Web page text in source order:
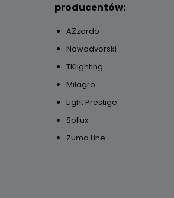
producentów:
AZzardo
Nowodvorski
TKlighting
Milagro
Light Prestige
Sollux
Zuma Line